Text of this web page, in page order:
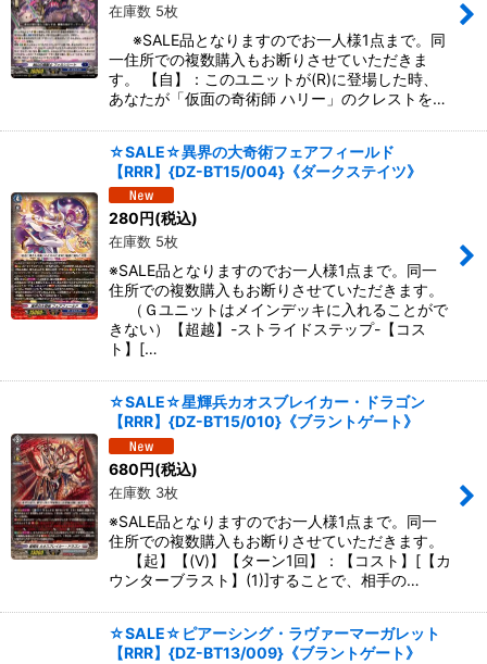
在庫数 5枚
※SALE品となりますのでお一人様1点まで。同
一住所での複数購入もお断りさせていただきま
す。 【自】：このユニットが(R)に登場した時、
あなたが「仮面の奇術師 ハリー」のクレストを…
☆SALE☆異界の大奇術フェアフィールド
【RRR】{DZ-BT15/004}《ダークステイツ》
280円(税込)
在庫数 5枚
※SALE品となりますのでお一人様1点まで。同一
住所での複数購入もお断りさせていただきます。
（Ｇユニットはメインデッキに入れることがで
きない）【超越】-ストライドステップ-【コス
ト】[…
☆SALE☆星輝兵カオスブレイカー・ドラゴン
【RRR】{DZ-BT15/010}《ブラントゲート》
680円(税込)
在庫数 3枚
※SALE品となりますのでお一人様1点まで。同一
住所での複数購入もお断りさせていただきます。
【起】【(V)】【ターン1回】：【コスト】[【カ
ウンターブラスト】(1)]することで、相手の…
☆SALE☆ピアーシング・ラヴァーマーガレット
【RRR】{DZ-BT13/009}《ブラントゲート》